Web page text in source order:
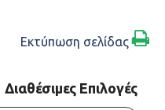
Διαθέσιμες Επιλογές
Εκτύπωση σελίδας